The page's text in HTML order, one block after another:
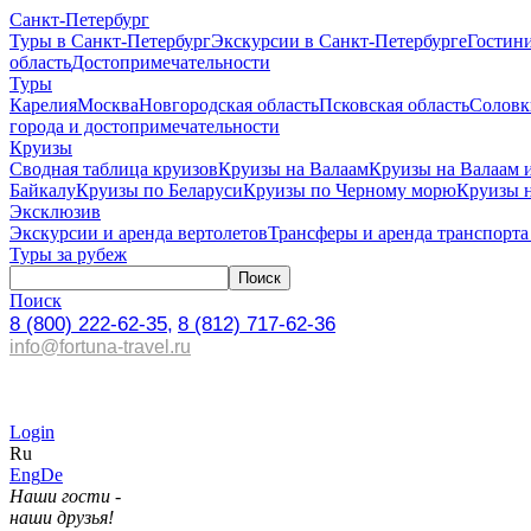
Санкт-Петербург
Туры в Санкт-ПетербургЭкскурсии в Санкт-Петербурге
областьДостопримечательности
Туры
КарелияМоскваНовгородская областьПсковская область
города и достопримечательности
Круизы
Сводная таблица круизовКруизы на ВалаамКруизы на Валаам
БайкалуКруизы по БеларусиКруизы по Черному морюКруизы
Эксклюзив
Экскурсии и аренда вертолетовТрансферы и аренда транспорта
Туры за рубеж
Поиск
8 (800) 222-62-35, 8 (812) 717-62-36
info@fortuna-travel.ru
Login
Ru
EngDe
Наши гости -
наши друзья!